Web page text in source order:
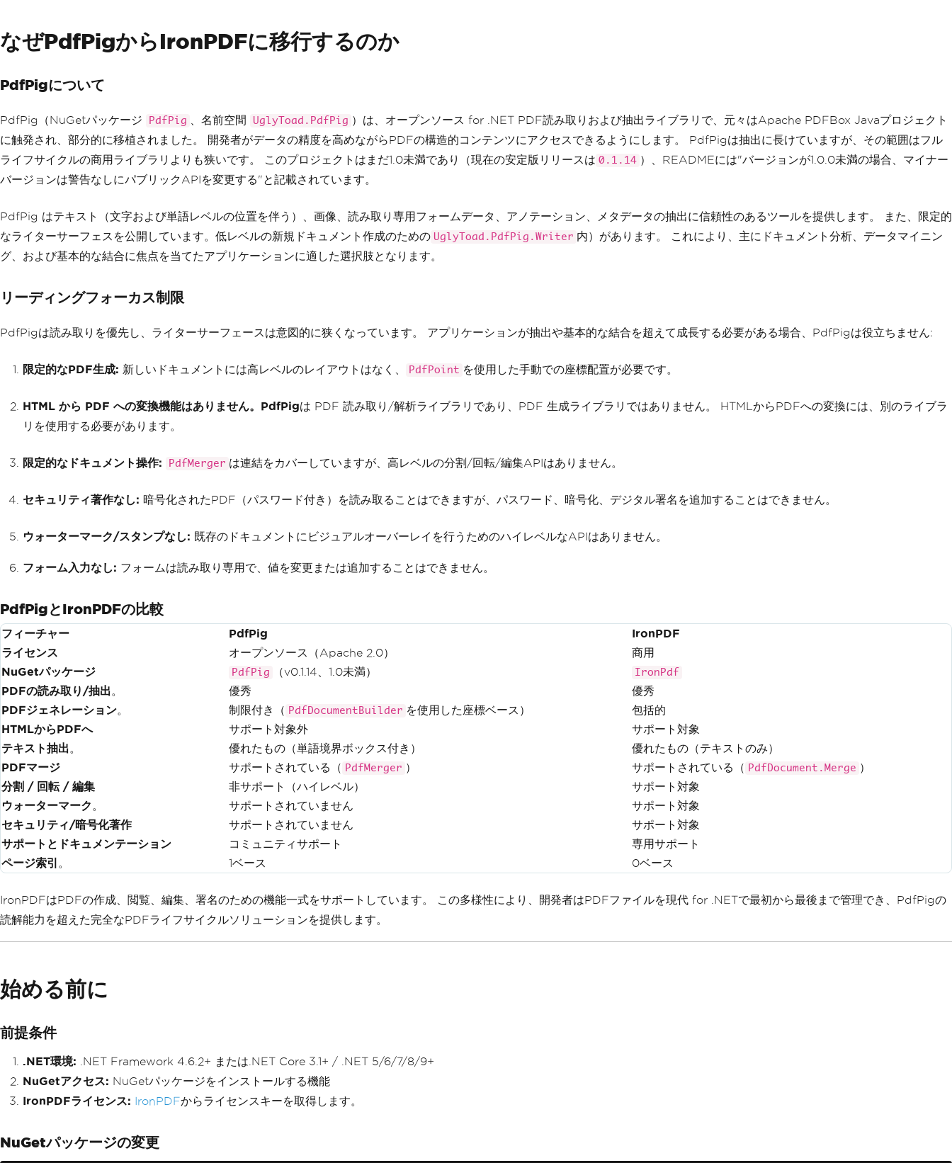
なぜPdfPigからIronPDFに移行するのか
PdfPigについて
PdfPig（NuGetパッケージ PdfPig 、名前空間 UglyToad.PdfPig ）は、オープンソース for .NET PDF読み取りおよび抽出ライブラリで、元々はApache PDFBox Javaプロジェクト
に触発され、部分的に移植されました。 開発者がデータの精度を高めながらPDFの構造的コンテンツにアクセスできるようにします。 PdfPigは抽出に長けていますが、その範囲はフル
ライフサイクルの商用ライブラリよりも狭いです。 このプロジェクトはまだ1.0未満であり（現在の安定版リリースは 0.1.14 ）、READMEには"バージョンが1.0.0未満の場合、マイナー
バージョンは警告なしにパブリックAPIを変更する"と記載されています。
PdfPig はテキスト（文字および単語レベルの位置を伴う）、画像、読み取り専用フォームデータ、アノテーション、メタデータの抽出に信頼性のあるツールを提供します。 また、限定的
なライターサーフェスを公開しています。低レベルの新規ドキュメント作成のための UglyToad.PdfPig.Writer 内）があります。 これにより、主にドキュメント分析、データマイニン
グ、および基本的な結合に焦点を当てたアプリケーションに適した選択肢となります。
リーディングフォーカス制限
PdfPigは読み取りを優先し、ライターサーフェースは意図的に狭くなっています。 アプリケーションが抽出や基本的な結合を超えて成長する必要がある場合、PdfPigは役立ちません:
限定的なPDF生成: 新しいドキュメントには高レベルのレイアウトはなく、 PdfPoint を使用した手動での座標配置が必要です。
HTML から PDF への変換機能はありません。PdfPigは PDF 読み取り/解析ライブラリであり、PDF 生成ライブラリではありません。 HTMLからPDFへの変換には、別のライブラ
リを使用する必要があります。
限定的なドキュメント操作: PdfMerger は連結をカバーしていますが、高レベルの分割/回転/編集APIはありません。
セキュリティ著作なし: 暗号化されたPDF（パスワード付き）を読み取ることはできますが、パスワード、暗号化、デジタル署名を追加することはできません。
ウォーターマーク/スタンプなし: 既存のドキュメントにビジュアルオーバーレイを行うためのハイレベルなAPIはありません。
フォーム入力なし: フォームは読み取り専用で、値を変更または追加することはできません。
PdfPigとIronPDFの比較
フィーチャー PdfPig
IronPDF
ライセンス
オープンソース（Apache 2.0）
商用
NuGetパッケージ
PdfPig （v0.1.14、1.0未満） IronPdf
PDFの読み取り/抽出。 優秀
優秀
PDFジェネレーション。 制限付き（ PdfDocumentBuilder を使用した座標ベース）
包括的
HTMLからPDFへ
サポート対象外
サポート対象
テキスト抽出。 優れたもの（単語境界ボックス付き）
優れたもの（テキストのみ）
PDFマージ
サポートされている（ PdfMerger ） サポートされている（ PdfDocument.Merge ）
分割 / 回転 / 編集
非サポート（ハイレベル）
サポート対象
ウォーターマーク 。 サポートされていません
サポート対象
セキュリティ/暗号化著作
サポートされていません
サポート対象
サポートとドキュメンテーション
コミュニティサポート
専用サポート
ページ索引 。 1ベース 0ベース
IronPDFはPDFの作成、閲覧、編集、署名のための機能一式をサポートしています。 この多様性により、開発者はPDFファイルを現代 for .NETで最初から最後まで管理でき、PdfPigの
読解能力を超えた完全なPDFライフサイクルソリューションを提供します。
始める前に
前提条件
.NET環境: .NET Framework 4.6.2+ または.NET Core 3.1+ / .NET 5/6/7/8/9+
NuGetアクセス: NuGetパッケージをインストールする機能
IronPDFライセンス: IronPDFからライセンスキーを取得します。
NuGetパッケージの変更